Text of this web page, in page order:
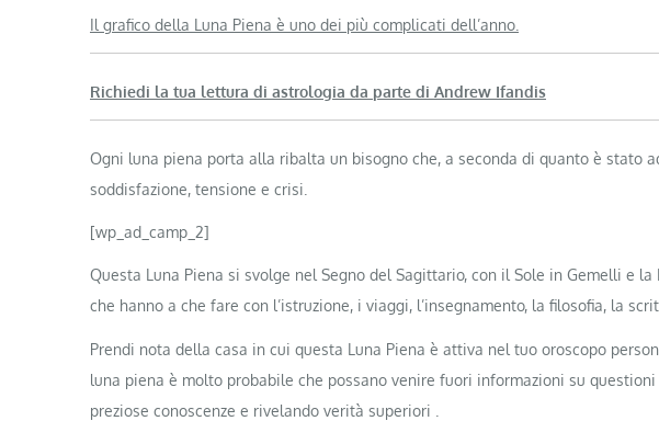
Il grafico della Luna Piena è uno dei più complicati dell’anno.
Richiedi la tua lettura di astrologia da parte di Andrew Ifandis
Ogni luna piena porta alla ribalta un bisogno che, a seconda di quanto è stato
soddisfazione, tensione e crisi.
[wp_ad_camp_2]
Questa Luna Piena si svolge nel Segno del Sagittario, con il Sole in Gemelli e
che hanno a che fare con l’istruzione, i viaggi, l’insegnamento, la filosofia, la
Prendi nota della casa in cui questa Luna Piena è attiva nel tuo oroscopo
luna piena è molto probabile che possano venire fuori informazioni su
preziose conoscenze e rivelando verità superiori .